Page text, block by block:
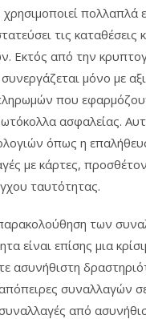
χρησιμοποιεί πολλαπλά
τις καταθέσεις
Εκτός από την
μόνο με
που
ασφαλείας.
όπως η
με κάρτες,
ταυτότητας.
των
είναι επίσης μια
ασυνήθιστη
συναλλαγών
από